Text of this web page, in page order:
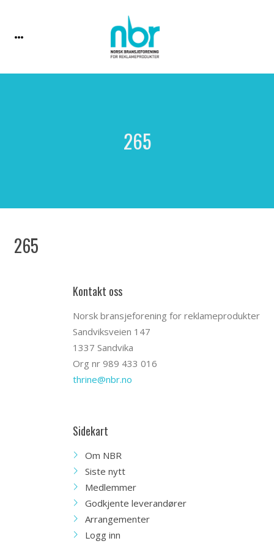
265
265
Kontakt oss
Norsk bransjeforening for reklameprodukter
Sandviksveien 147
1337 Sandvika
Org nr 989 433 016
thrine@nbr.no
Sidekart
Om NBR
Siste nytt
Medlemmer
Godkjente leverandører
Arrangementer
Logg inn